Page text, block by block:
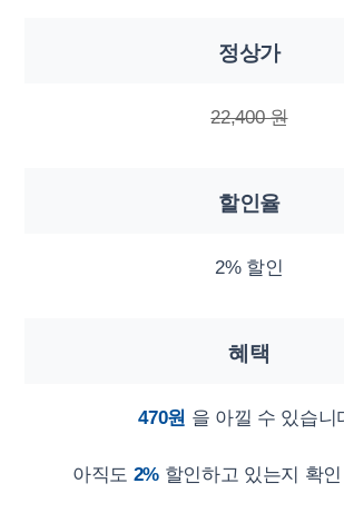
정상가
22,400 원
할인율
2% 할인
혜택
470원 을 아낄 수 있습니
아직도 2%할인하고 있는지 확